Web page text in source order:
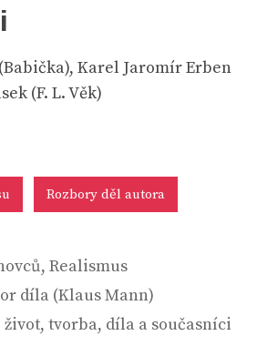
Karel Jaromír Erben
(F. L. Věk)
Rozbory děl autora
, Realismus
díla (Klaus Mann)
život, tvorba, díla a současníci